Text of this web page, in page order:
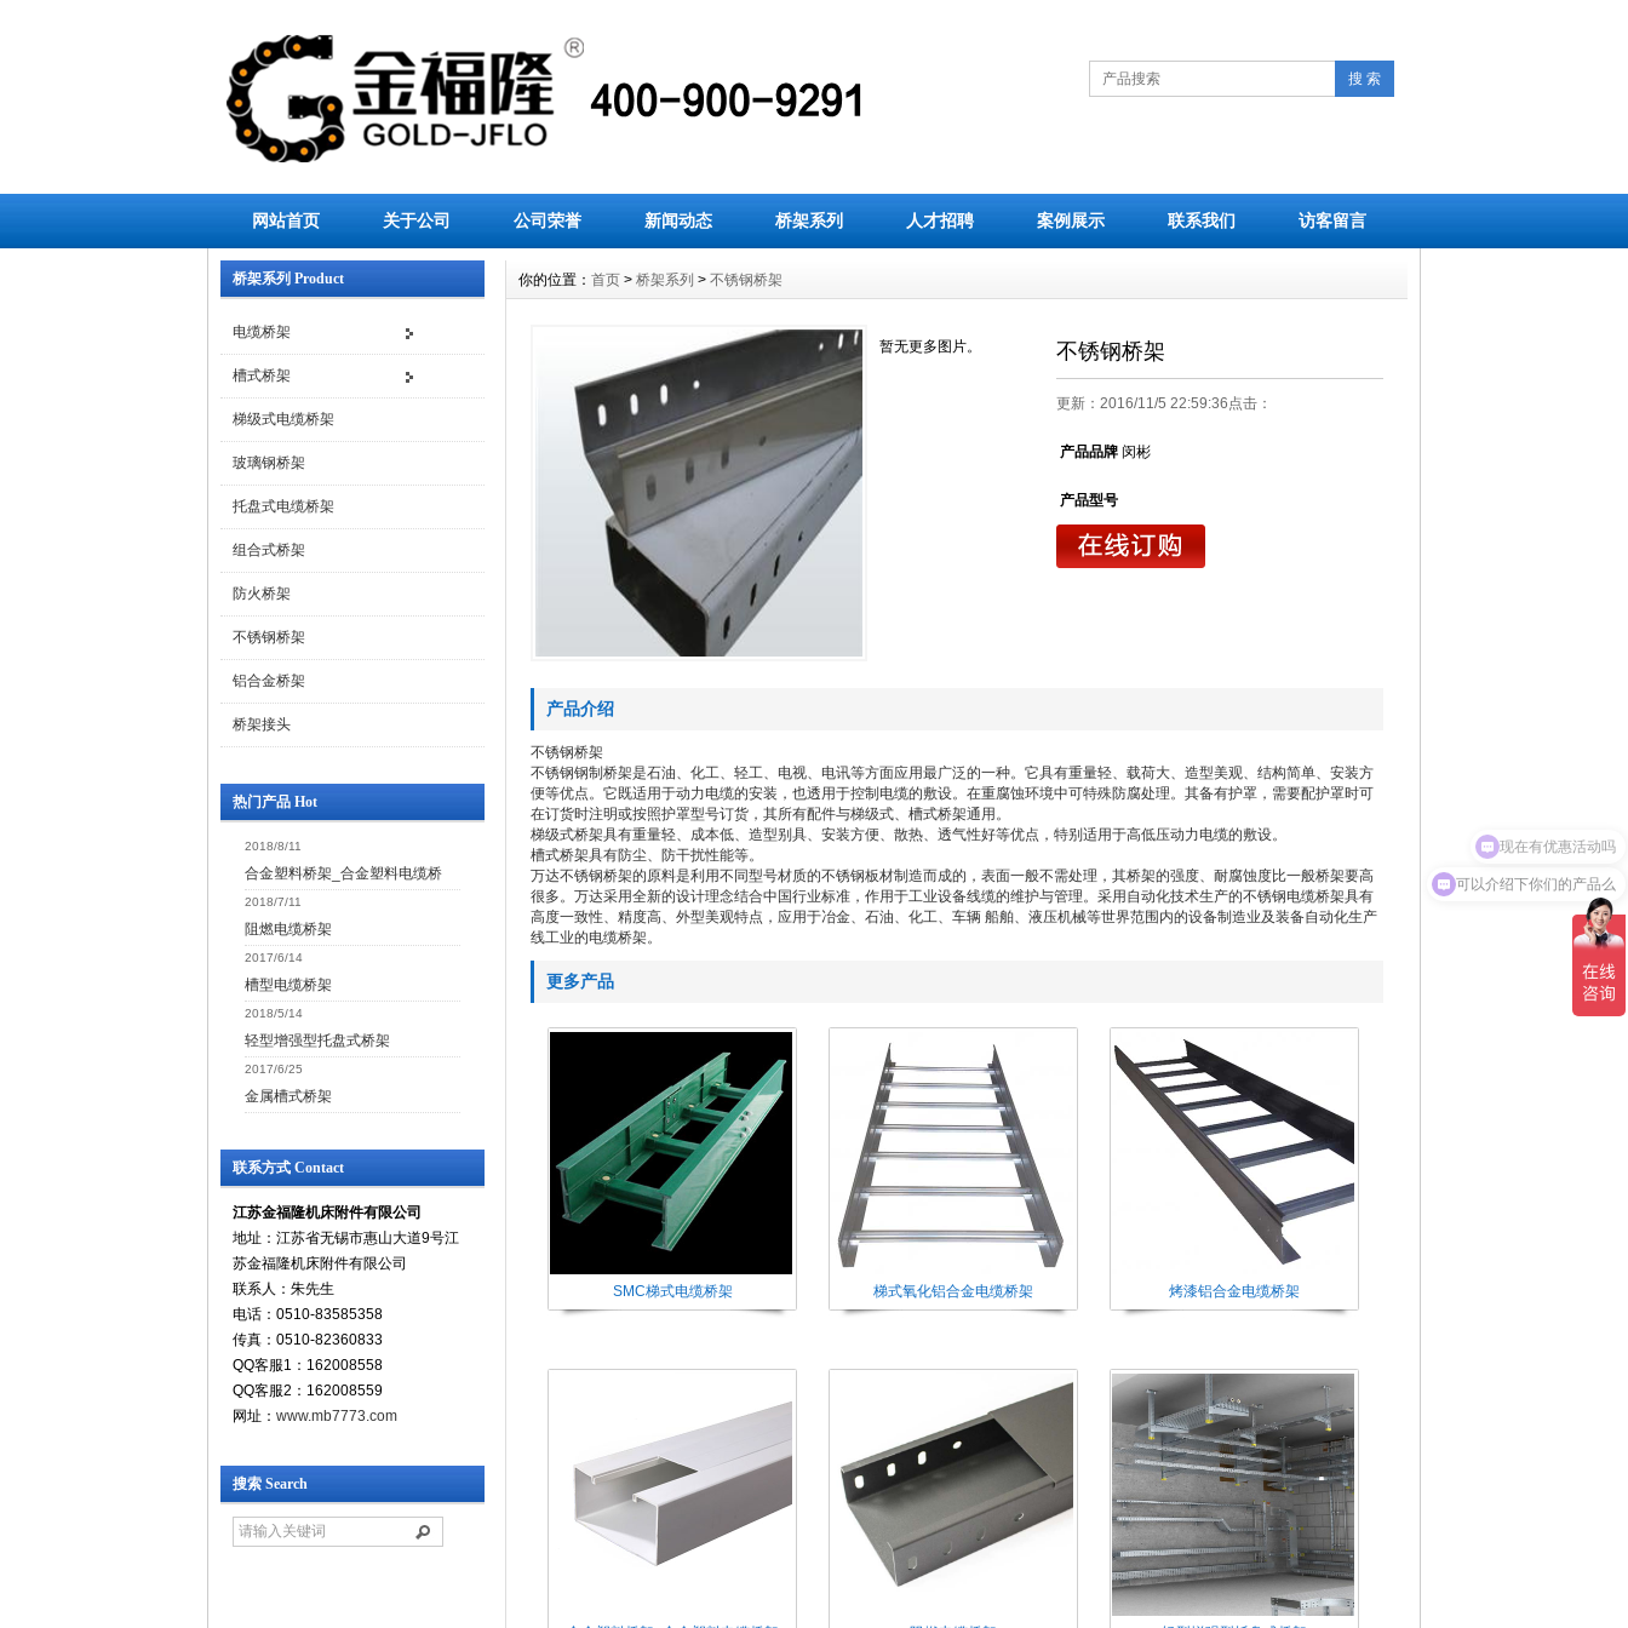
搜 索
网站首页 关于公司 公司荣誉 新闻动态 桥架系列 人才招聘 案例展示 联系我们 访客留言
桥架系列 Product
电缆桥架
槽式桥架
梯级式电缆桥架
玻璃钢桥架
托盘式电缆桥架
组合式桥架
防火桥架
不锈钢桥架
铝合金桥架
桥架接头
热门产品 Hot
2018/8/11
合金塑料桥架_合金塑料电缆桥
2018/7/11
阻燃电缆桥架
2017/6/14
槽型电缆桥架
2018/5/14
轻型增强型托盘式桥架
2017/6/25
金属槽式桥架
联系方式 Contact
江苏金福隆机床附件有限公司
地址：江苏省无锡市惠山大道9号江
苏金福隆机床附件有限公司
联系人：朱先生
电话：0510-83585358
传真：0510-82360833
QQ客服1：162008558
QQ客服2：162008559
网址： www.mb7773.com
搜索 Search
你的位置： 首页 > 桥架系列 > 不锈钢桥架
暂无更多图片。 不锈钢桥架
更新：2016/11/5 22:59:36点击：
产品品牌 闵彬
产品型号
产品介绍
不锈钢桥架
不锈钢钢制桥架是石油、化工、轻工、电视、电讯等方面应用最广泛的一种。它具有重量轻、载荷大、造型美观、结构简单、安装方
便等优点。它既适用于动力电缆的安装，也透用于控制电缆的敷设。在重腐蚀环境中可特殊防腐处理。其备有护罩，需要配护罩时可
在订货时注明或按照护罩型号订货，其所有配件与梯级式、槽式桥架通用。
梯级式桥架具有重量轻、成本低、造型别具、安装方便、散热、透气性好等优点，特别适用于高低压动力电缆的敷设。
槽式桥架具有防尘、防干扰性能等。
万达不锈钢桥架的原料是利用不同型号材质的不锈钢板材制造而成的，表面一般不需处理，其桥架的强度、耐腐蚀度比一般桥架要高
很多。万达采用全新的设计理念结合中国行业标准，作用于工业设备线缆的维护与管理。采用自动化技术生产的不锈钢电缆桥架具有
高度一致性、精度高、外型美观特点，应用于冶金、石油、化工、车辆 船舶、液压机械等世界范围内的设备制造业及装备自动化生产
线工业的电缆桥架。
更多产品
SMC梯式电缆桥架 梯式氧化铝合金电缆桥架 烤漆铝合金电缆桥架
可以介绍下你们的产品么